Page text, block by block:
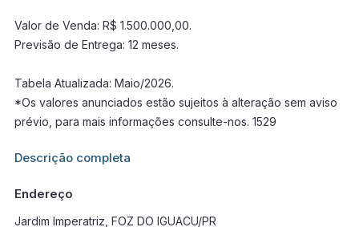
Valor de Venda: R$ 1.500.000,00.
Previsão de Entrega: 12 meses.
Tabela Atualizada: Maio/2026.
*Os valores anunciados estão sujeitos à alteração sem aviso
prévio, para mais informações consulte-nos. 1529
Informações adicionais sobre este imóvel estarão disponíveis
Descrição completa
Endereço
Jardim Imperatriz, FOZ DO IGUACU/PR